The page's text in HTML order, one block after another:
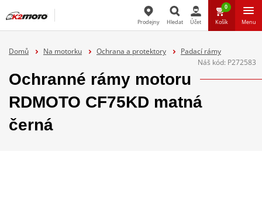
Hledat
Prodejny Hledat Účet
0
Košík Menu
Domů Na motorku Ochrana a protektory
Padací rámy
Náš kód: P272583
Ochranné rámy motoru
RDMOTO CF75KD matná
černá